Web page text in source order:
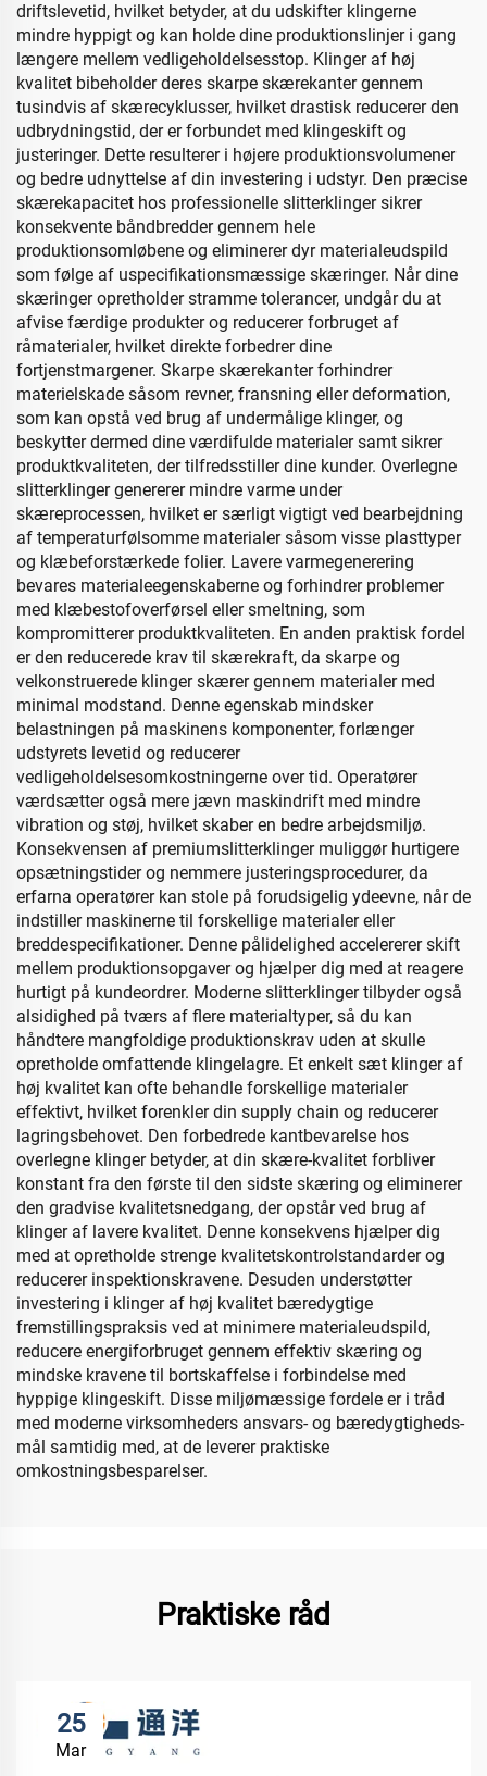
driftslevetid, hvilket betyder, at du udskifter klingerne
mindre hyppigt og kan holde dine produktionslinjer i gang
længere mellem vedligeholdelsesstop. Klinger af høj
kvalitet bibeholder deres skarpe skærekanter gennem
tusindvis af skærecyklusser, hvilket drastisk reducerer den
udbrydningstid, der er forbundet med klingeskift og
justeringer. Dette resulterer i højere produktionsvolumener
og bedre udnyttelse af din investering i udstyr. Den præcise
skærekapacitet hos professionelle slitterklinger sikrer
konsekvente båndbredder gennem hele
produktionsomløbene og eliminerer dyr materialeudspild
som følge af uspecifikationsmæssige skæringer. Når dine
skæringer opretholder stramme tolerancer, undgår du at
afvise færdige produkter og reducerer forbruget af
råmaterialer, hvilket direkte forbedrer dine
fortjenstmargener. Skarpe skærekanter forhindrer
materielskade såsom revner, fransning eller deformation,
som kan opstå ved brug af undermålige klinger, og
beskytter dermed dine værdifulde materialer samt sikrer
produktkvaliteten, der tilfredsstiller dine kunder. Overlegne
slitterklinger genererer mindre varme under
skæreprocessen, hvilket er særligt vigtigt ved bearbejdning
af temperaturfølsomme materialer såsom visse plasttyper
og klæbeforstærkede folier. Lavere varmegenerering
bevares materialeegenskaberne og forhindrer problemer
med klæbestofoverførsel eller smeltning, som
kompromitterer produktkvaliteten. En anden praktisk fordel
er den reducerede krav til skærekraft, da skarpe og
velkonstruerede klinger skærer gennem materialer med
minimal modstand. Denne egenskab mindsker
belastningen på maskinens komponenter, forlænger
udstyrets levetid og reducerer
vedligeholdelsesomkostningerne over tid. Operatører
værdsætter også mere jævn maskindrift med mindre
vibration og støj, hvilket skaber en bedre arbejdsmiljø.
Konsekvensen af premiumslitterklinger muliggør hurtigere
opsætningstider og nemmere justeringsprocedurer, da
erfarna operatører kan stole på forudsigelig ydeevne, når de
indstiller maskinerne til forskellige materialer eller
breddespecifikationer. Denne pålidelighed accelererer skift
mellem produktionsopgaver og hjælper dig med at reagere
hurtigt på kundeordrer. Moderne slitterklinger tilbyder også
alsidighed på tværs af flere materialtyper, så du kan
håndtere mangfoldige produktionskrav uden at skulle
opretholde omfattende klingelagre. Et enkelt sæt klinger af
høj kvalitet kan ofte behandle forskellige materialer
effektivt, hvilket forenkler din supply chain og reducerer
lagringsbehovet. Den forbedrede kantbevarelse hos
overlegne klinger betyder, at din skære-kvalitet forbliver
konstant fra den første til den sidste skæring og eliminerer
den gradvise kvalitetsnedgang, der opstår ved brug af
klinger af lavere kvalitet. Denne konsekvens hjælper dig
med at opretholde strenge kvalitetskontrolstandarder og
reducerer inspektionskravene. Desuden understøtter
investering i klinger af høj kvalitet bæredygtige
fremstillingspraksis ved at minimere materialeudspild,
reducere energiforbruget gennem effektiv skæring og
mindske kravene til bortskaffelse i forbindelse med
hyppige klingeskift. Disse miljømæssige fordele er i tråd
med moderne virksomheders ansvars- og bæredygtigheds-
mål samtidig med, at de leverer praktiske
omkostningsbesparelser.
Praktiske råd
25
Mar